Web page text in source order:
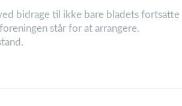
bidrage til ikke bare bladets fortsatte
står for at arrangere.